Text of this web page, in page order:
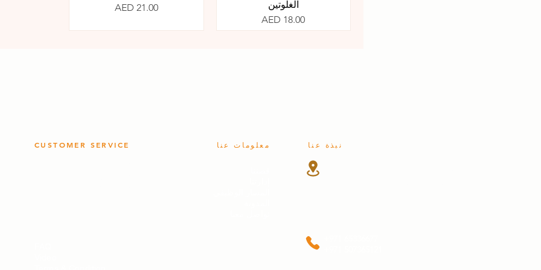
الغلوتين
السعر
AED 18.00
السعر
AED 21.00
CUSTOMER SERVICE معلومات عنا نبذة عنا